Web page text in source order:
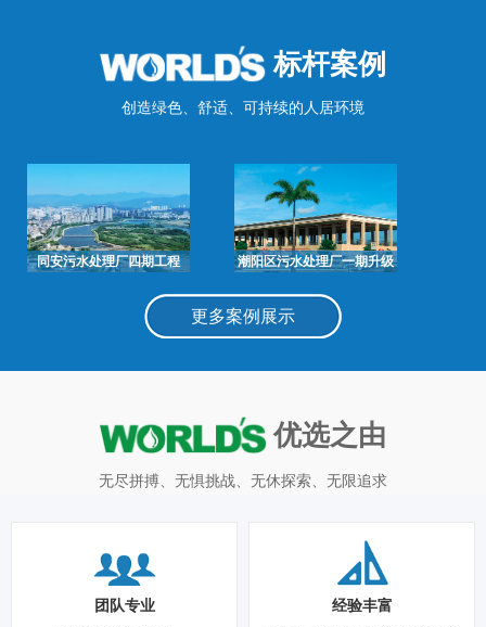
标杆案例
创造绿色、舒适、可持续的人居环境
同安污水处理厂四期工程
潮阳区污水处理厂一期升级
更多案例展示
优选之由
无尽拼搏、无惧挑战、无休探索、无限追求
团队专业
经验丰富